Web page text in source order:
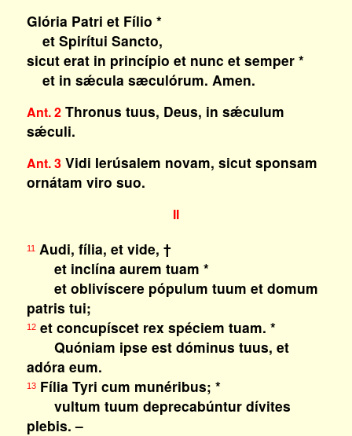
Glória Patri et Fílio *
et Spirítui Sancto,
sicut erat in princípio et nunc et semper *
et in sǽcula sæculórum. Amen.
Ant. 2Thronus tuus, Deus, in sǽculum
sǽculi.
Ant. 3Vidi Ierúsalem novam, sicut sponsam
ornátam viro suo.
II
11Audi, fília, et vide, †
et inclína aurem tuam *
et oblivíscere pópulum tuum et domum
patris tui;
12et concupíscet rex spéciem tuam. *
Quóniam ipse est dóminus tuus, et
adóra eum.
13Fília Tyri cum munéribus; *
vultum tuum deprecabúntur dívites
plebis. –